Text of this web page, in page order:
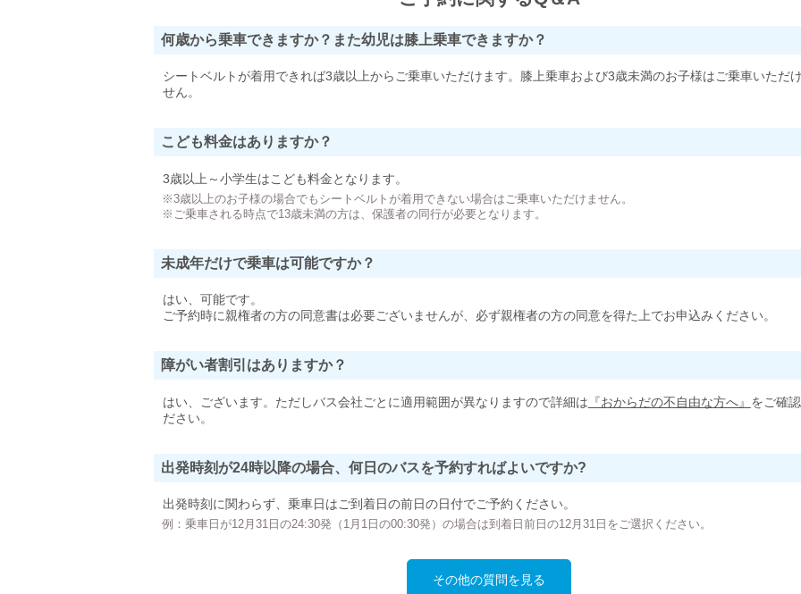
何歳から乗車できますか？また幼児は膝上乗車できますか？
シートベルトが着用できれば3歳以上からご乗車いただけます。膝上乗車および3歳未満のお子様はご乗車いただ
せん。
こども料金はありますか？
3歳以上～小学生はこども料金となります。
※3歳以上のお子様の場合でもシートベルトが着用できない場合はご乗車いただけません。
※ご乗車される時点で13歳未満の方は、保護者の同行が必要となります。
未成年だけで乗車は可能ですか？
はい、可能です。
ご予約時に親権者の方の同意書は必要ございませんが、必ず親権者の方の同意を得た上でお申込みください。
障がい者割引はありますか？
はい、ございます。ただしバス会社ごとに適用範囲が異なりますので詳細は 『おからだの不自由な方へ』 をご確
ださい。
出発時刻が24時以降の場合、何日のバスを予約すればよいですか?
出発時刻に関わらず、乗車日はご到着日の前日の日付でご予約ください。
例：乗車日が12月31日の24:30発（1月1日の00:30発）の場合は到着日前日の12月31日をご選択ください。
その他の質問を見る